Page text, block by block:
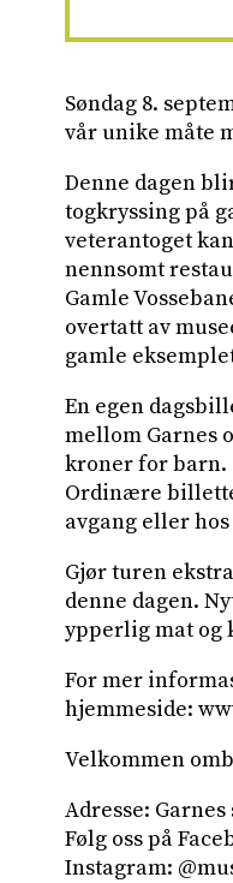
Søndag 8.
vår unike måte
Denne dagen
togkryssing på
veterantoget
nennsomt
Gamle
overtatt av
gamle
En egen
mellom Garnes
kroner for barn.
Ordinære
avgang eller
Gjør turen
denne dagen.
ypperlig mat og
For mer
hjemmeside:
Velkommen
Adresse:
Følg oss på
Instagram: